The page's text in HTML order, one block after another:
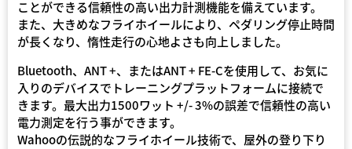
ことができる信頼性の高い出力計測機能を備えています。
また、大きめなフライホイールにより、ペダリング停止時間
が長くなり、惰性走行の心地よさも向上しました。
Bluetooth、ANT +、またはANT + FE-Cを使用して、お気に
入りのデバイスでトレーニングプラットフォームに接続で
きます。最大出力1500ワット +/- 3%の誤差で信頼性の高い
電力測定を行う事ができます。
Wahooの伝説的なフライホイール技術で、屋外の登り下り